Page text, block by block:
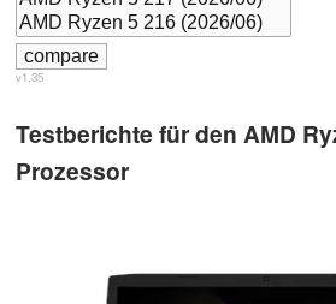
v1.35
Testberichte für den AMD
Prozessor